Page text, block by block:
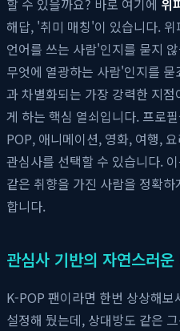
해답, '취미 매칭'이 있습니다.
언어를 쓰는 사람'인지를 묻지
무엇에 열광하는 사람'인지를
과 차별화되는 가장 강력한 지점
게 하는 핵심 열쇠입니다. 프로
POP, 애니메이션, 영화, 여행,
관심사를 선택할 수 있습니다.
같은 취향을 가진 사람을 정확
합니다.
관심사 기반의 자연스러
K-POP 팬이라면 한번 상상해
설정해 뒀는데, 상대방도 같은